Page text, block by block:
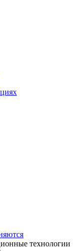
технологии